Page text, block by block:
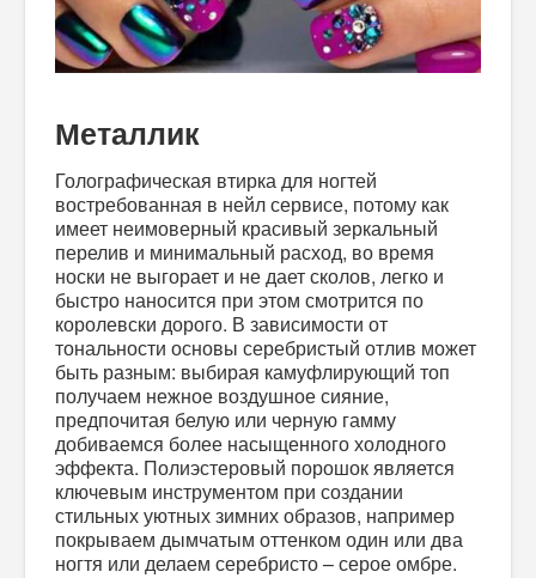
Металлик
Голографическая втирка для ногтей
востребованная в нейл сервисе, потому как
имеет неимоверный красивый зеркальный
перелив и минимальный расход, во время
носки не выгорает и не дает сколов, легко и
быстро наносится при этом смотрится по
королевски дорого. В зависимости от
тональности основы серебристый отлив может
быть разным: выбирая камуфлирующий топ
получаем нежное воздушное сияние,
предпочитая белую или черную гамму
добиваемся более насыщенного холодного
эффекта. Полиэстеровый порошок является
ключевым инструментом при создании
стильных уютных зимних образов, например
покрываем дымчатым оттенком один или два
ногтя или делаем серебристо – серое омбре.